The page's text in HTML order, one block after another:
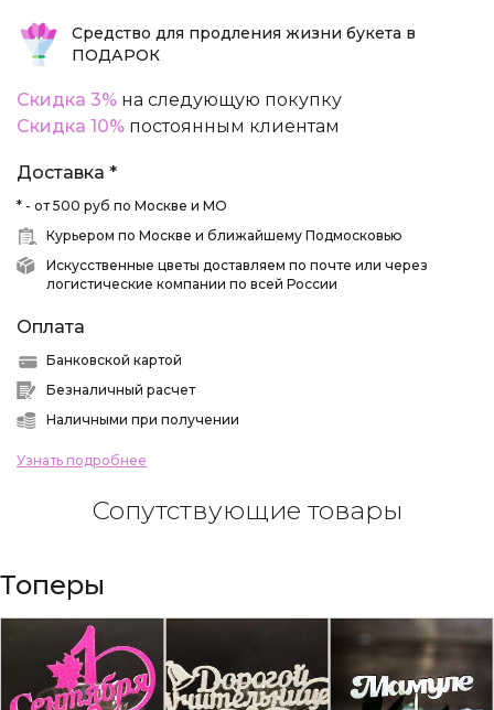
Средство для продления жизни букета в
ПОДАРОК
Скидка 3% на следующую покупку
Скидка 10% постоянным клиентам
Доставка *
* - от 500 руб по Москве и МО
Курьером по Москве и ближайшему Подмосковью
Искусственные цветы доставляем по почте или через
логистические компании по всей России
Оплата
Банковской картой
Безналичный расчет
Наличными при получении
Узнать подробнее
Сопутствующие товары
Топеры